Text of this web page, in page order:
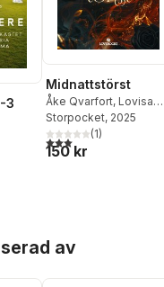
3
Midnattstörst
Åke Qvarfort, Lovisa
Wistrand
Storpocket, 2025
3,0utav 5 stjärnor.
(1)
150 kr
av